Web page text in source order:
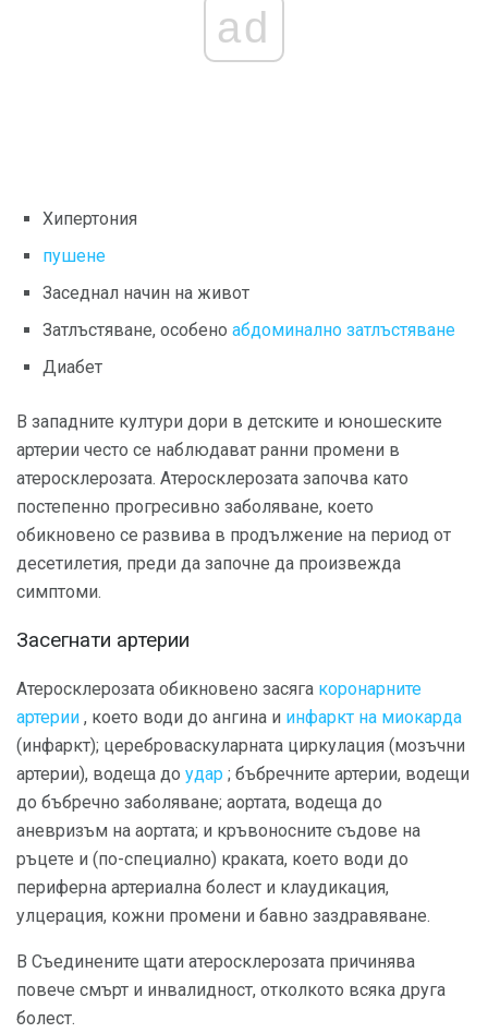
ad
Хипертония
пушене
Заседнал начин на живот
Затлъстяване, особено абдоминално затлъстяване
Диабет
В западните култури дори в детските и юношеските
артерии често се наблюдават ранни промени в
атеросклерозата. Атеросклерозата започва като
постепенно прогресивно заболяване, което
обикновено се развива в продължение на период от
десетилетия, преди да започне да произвежда
симптоми.
Засегнати артерии
Атеросклерозата обикновено засяга коронарните
артерии , което води до ангина и инфаркт на миокарда
(инфаркт); цереброваскуларната циркулация (мозъчни
артерии), водеща до удар ; бъбречните артерии, водещи
до бъбречно заболяване; аортата, водеща до
аневризъм на аортата; и кръвоносните съдове на
ръцете и (по-специално) краката, което води до
периферна артериална болест и клаудикация,
улцерация, кожни промени и бавно заздравяване.
В Съединените щати атеросклерозата причинява
повече смърт и инвалидност, отколкото всяка друга
болест.